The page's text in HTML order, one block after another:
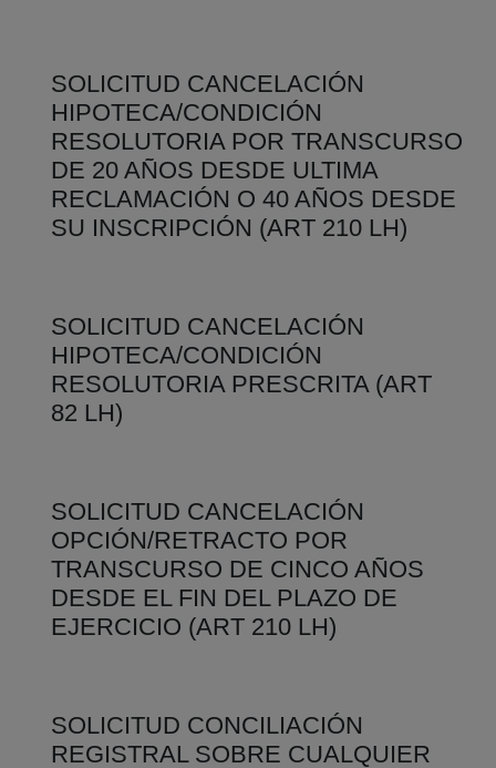
SOLICITUD CANCELACIÓN
HIPOTECA/CONDICIÓN
RESOLUTORIA POR TRANSCURSO
DE 20 AÑOS DESDE ULTIMA
RECLAMACIÓN O 40 AÑOS DESDE
SU INSCRIPCIÓN (ART 210 LH)
SOLICITUD CANCELACIÓN
HIPOTECA/CONDICIÓN
RESOLUTORIA PRESCRITA (ART
82 LH)
SOLICITUD CANCELACIÓN
OPCIÓN/RETRACTO POR
TRANSCURSO DE CINCO AÑOS
DESDE EL FIN DEL PLAZO DE
EJERCICIO (ART 210 LH)
SOLICITUD CONCILIACIÓN
REGISTRAL SOBRE CUALQUIER